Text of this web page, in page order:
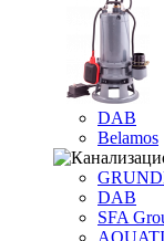
DAB
Belamos
DAB
SFA